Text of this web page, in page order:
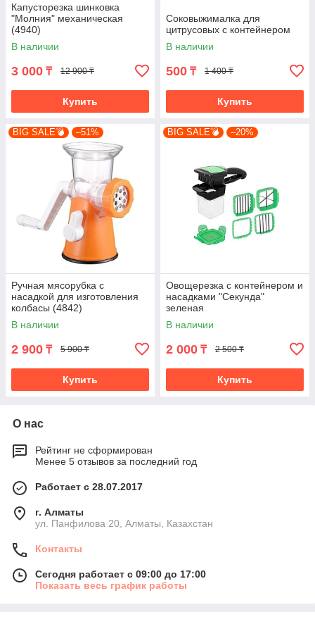
Капусторезка шинковка
"Молния" механическая
(4940)
В наличии
3 000 ₸ 12 900 ₸
Купить
Соковыжималка для
цитрусовых с контейнером
В наличии
500 ₸ 1 400 ₸
Купить
BIG SALE💣 –51%
Ручная мясорубка с
насадкой для изготовления
колбасы (4842)
В наличии
2 900 ₸ 5 900 ₸
Купить
BIG SALE💣 –20%
Овощерезка с контейнером и
насадками "Секунда"
зеленая
В наличии
2 000 ₸ 2 500 ₸
Купить
О нас
Рейтинг не сформирован
Менее 5 отзывов за последний год
Работает с 28.07.2017
г. Алматы
ул. Панфилова 20, Алматы, Казахстан
Контакты
Сегодня работает с 09:00 до 17:00
Показать весь график работы